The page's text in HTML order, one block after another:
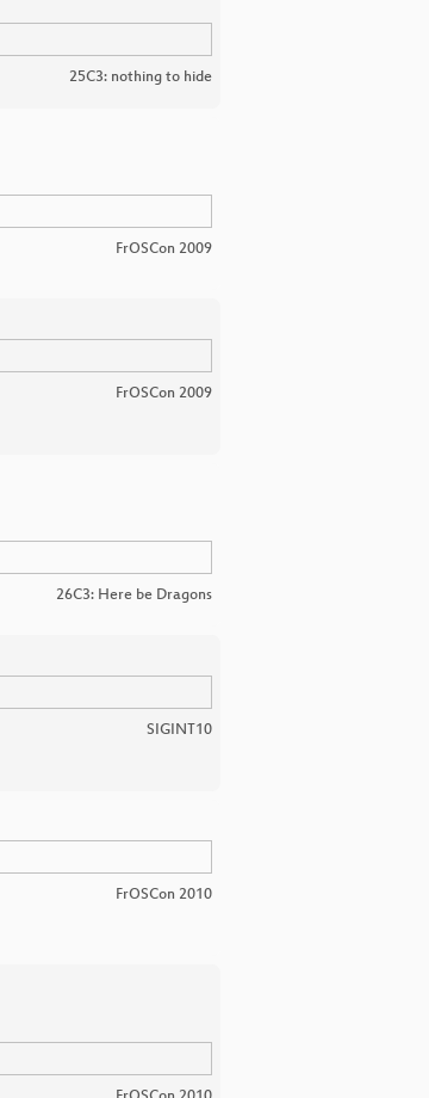
25C3: nothing to hide
FrOSCon 2009
FrOSCon 2009
26C3: Here be Dragons
SIGINT10
FrOSCon 2010